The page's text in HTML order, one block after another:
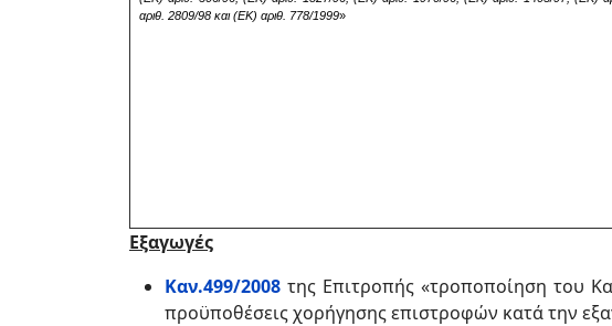
αριθ. 2809/98 και (ΕΚ) αριθ. 778/1999»
Εξαγωγές
Καν.499/2008 της Επιτροπής «τροποποίηση του
προϋποθέσεις χορήγησης επιστροφών κατά την